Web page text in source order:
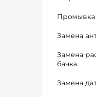
Промывка
Замена
Замена
бачка
Замена